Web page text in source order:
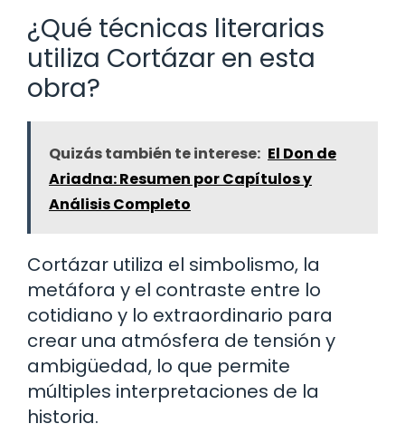
¿Qué técnicas literarias
utiliza Cortázar en esta
obra?
Quizás también te interese: El Don de
Ariadna: Resumen por Capítulos y
Análisis Completo
Cortázar utiliza el simbolismo, la
metáfora y el contraste entre lo
cotidiano y lo extraordinario para
crear una atmósfera de tensión y
ambigüedad, lo que permite
múltiples interpretaciones de la
historia.